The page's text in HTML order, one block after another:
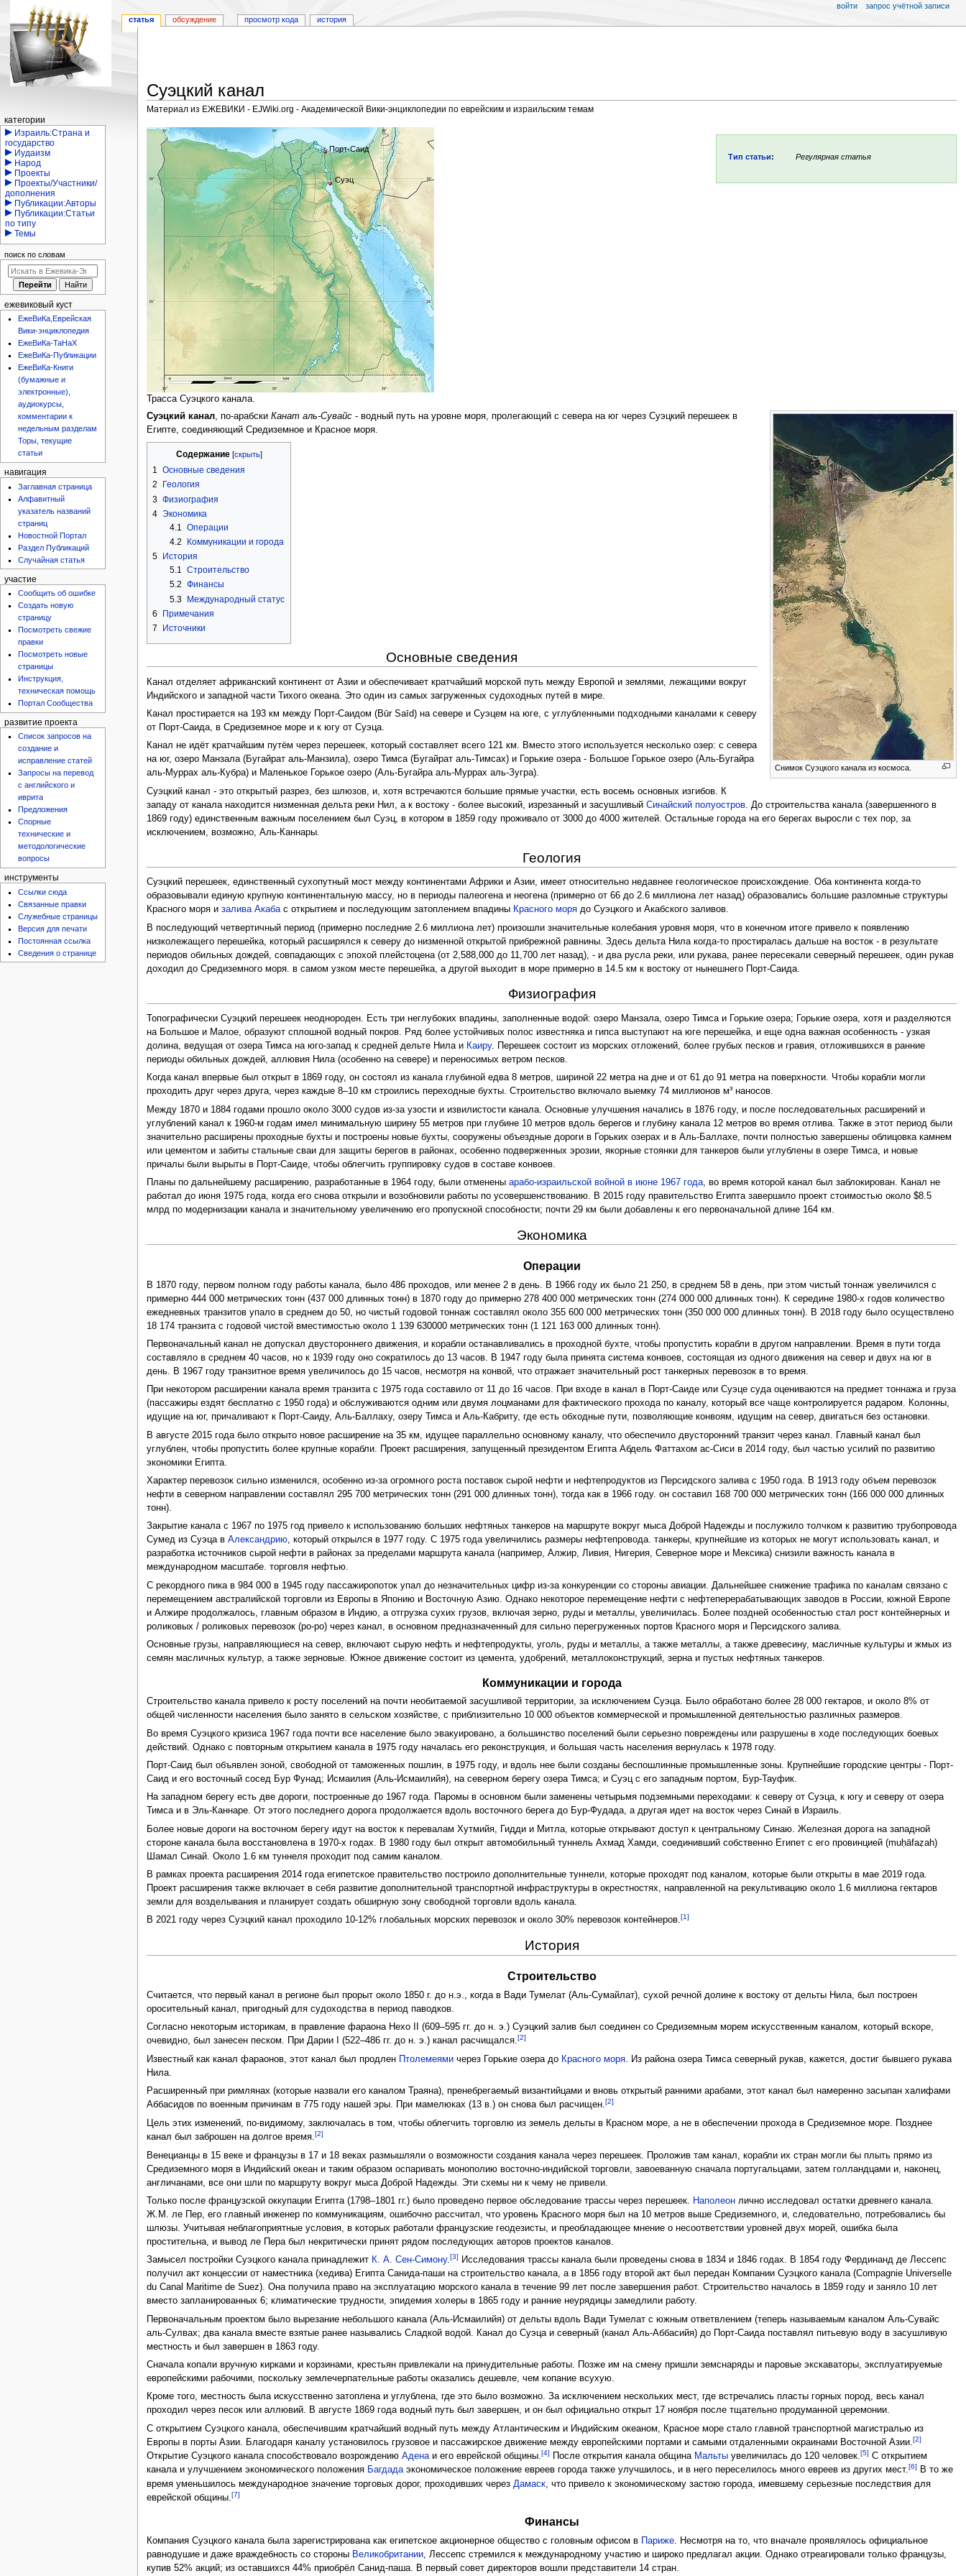
Суэцкий канал
Материал из ЕЖЕВИКИ - EJWiki.org - Академической Вики-энциклопедии по еврейским и израильским темам
Перейти
навигации
Перейти
поиску
Тип статьи: Регулярная статья
Суэц
Порт-Саид
Трасса Суэцкого канала.
Снимок Суэцкого канала из космоса.
Суэцкий канал, по-арабскиКанат аль-Сувайс - водный путь на уровне моря, пролегающий с севера на юг через Суэцкий перешеек в
Египте, соединяющий Средиземное и Красное моря.
Содержание
1 Основные сведения
2
Геология
3 Физиография
4 Экономика
4.1
Операции
4.2
Коммуникации и города
5
История
5.1 Строительство
5.2 Финансы
5.3 Международный статус
6
Примечания
7
Источники
Основные сведения
Канал отделяет африканский континент от Азии и обеспечивает кратчайший морской путь между Европой и землями, лежащими вокруг
Индийского и западной части Тихого океана. Это один из самых загруженных судоходных путей в мире.
Канал простирается на 193 км между Порт-Саидом (Būr Saīd) на севере и Суэцем на юге, с углубленными подходными каналами к северу
от Порт-Саида, в Средиземное море и к югу от Суэца.
Канал не идёт кратчайшим путём через перешеек, который составляет всего 121 км. Вместо этого используется несколько озер: с севера
на юг, озеро Манзала (Бугайрат аль-Манзила), озеро Тимса (Бугайрат аль-Тимсах) и Горькие озера - Большое Горькое озеро (Аль-Бугайра
аль-Муррах аль-Кубра) и Маленькое Горькое озеро (Аль-Бугайра аль-Муррах аль-Зугра).
Суэцкий канал - это открытый разрез, без шлюзов, и, хотя встречаются большие прямые участки, есть восемь основных изгибов. К
западу от канала находится низменная дельта реки Нил, а к востоку - более высокий, изрезанный и засушливыйСинайский полуостров . До строительства канала (завершенного в
1869 году) единственным важным поселением был Суэц, в котором в 1859 году проживало от 3000 до 4000 жителей. Остальные города на его берегах выросли с тех пор, за
исключением, возможно, Аль-Каннары.
Геология
Суэцкий перешеек, единственный сухопутный мост между континентами Африки и Азии, имеет относительно недавнее геологическое происхождение. Оба континента когда-то
образовывали единую крупную континентальную массу, но в периоды палеогена и неогена (примерно от 66 до 2.6 миллиона лет назад) образовались большие разломные структуры
Красного моря изалива Акабас открытием и последующим затоплением впадины Красного моря до Суэцкого и Акабского заливов.
В последующий четвертичный период (примерно последние 2.6 миллиона лет) произошли значительные колебания уровня моря, что в конечном итоге привело к появлению
низколежащего перешейка, который расширялся к северу до низменной открытой прибрежной равнины. Здесь дельта Нила когда-то простиралась дальше на восток - в результате
периодов обильных дождей, совпадающих с эпохой плейстоцена (от 2,588,000 до 11,700 лет назад), - и два русла реки, или рукава, ранее пересекали северный перешеек, один рукав
доходил до Средиземного моря. в самом узком месте перешейка, а другой выходит в море примерно в 14.5 км к востоку от нынешнего Порт-Саида.
Физиография
Топографически Суэцкий перешеек неоднороден. Есть три неглубоких впадины, заполненные водой: озеро Манзала, озеро Тимса и Горькие озера; Горькие озера, хотя и разделяются
на Большое и Малое, образуют сплошной водный покров. Ряд более устойчивых полос известняка и гипса выступают на юге перешейка, и еще одна важная особенность - узкая
долина, ведущая от озера Тимса на юго-запад к средней дельте Нила и Каиру. Перешеек состоит из морских отложений, более грубых песков и гравия, отложившихся в ранние
периоды обильных дождей, аллювия Нила (особенно на севере) и переносимых ветром песков.
Когда канал впервые был открыт в 1869 году, он состоял из канала глубиной едва 8 метров, шириной 22 метра на дне и от 61 до 91 метра на поверхности. Чтобы корабли могли
проходить друг через друга, через каждые 8–10 км строились переходные бухты. Строительство включало выемку 74 миллионов м³ наносов.
Между 1870 и 1884 годами прошло около 3000 судов из-за узости и извилистости канала. Основные улучшения начались в 1876 году, и после последовательных расширений и
углублений канал к 1960-м годам имел минимальную ширину 55 метров при глубине 10 метров вдоль берегов и глубину канала 12 метров во время отлива. Также в этот период были
значительно расширены проходные бухты и построены новые бухты, сооружены объездные дороги в Горьких озерах и в Аль-Баллахе, почти полностью завершены облицовка камнем
или цементом и забиты стальные сваи для защиты берегов в районах, особенно подверженных эрозии, якорные стоянки для танкеров были углублены в озере Тимса, и новые
причалы были вырыты в Порт-Саиде, чтобы облегчить группировку судов в составе конвоев.
Планы по дальнейшему расширению, разработанные в 1964 году, были отмененыарабо-израильской войной в июне 1967 года, во время которой канал был заблокирован. Канал не
работал до июня 1975 года, когда его снова открыли и возобновили работы по усовершенствованию. В 2015 году правительство Египта завершило проект стоимостью около $8.5
млрд по модернизации канала и значительному увеличению его пропускной способности; почти 29 км были добавлены к его первоначальной длине 164 км.
Экономика
Операции
В 1870 году, первом полном году работы канала, было 486 проходов, или менее 2 в день. В 1966 году их было 21 250, в среднем 58 в день, при этом чистый тоннаж увеличился с
примерно 444 000 метрических тонн (437 000 длинных тонн) в 1870 году до примерно 278 400 000 метрических тонн (274 000 000 длинных тонн). К середине 1980-х годов количество
ежедневных транзитов упало в среднем до 50, но чистый годовой тоннаж составлял около 355 600 000 метрических тонн (350 000 000 длинных тонн). В 2018 году было осуществлено
18 174 транзита с годовой чистой вместимостью около 1 139 630000 метрических тонн (1 121 163 000 длинных тонн).
Первоначальный канал не допускал двустороннего движения, и корабли останавливались в проходной бухте, чтобы пропустить корабли в другом направлении. Время в пути тогда
составляло в среднем 40 часов, но к 1939 году оно сократилось до 13 часов. В 1947 году была принята система конвоев, состоящая из одного движения на север и двух на юг в
день. В 1967 году транзитное время увеличилось до 15 часов, несмотря на конвой, что отражает значительный рост танкерных перевозок в то время.
При некотором расширении канала время транзита с 1975 года составило от 11 до 16 часов. При входе в канал в Порт-Саиде или Суэце суда оцениваются на предмет тоннажа и груза
(пассажиры ездят бесплатно с 1950 года) и обслуживаются одним или двумя лоцманами для фактического прохода по каналу, который все чаще контролируется радаром. Колонны,
идущие на юг, причаливают к Порт-Саиду, Аль-Баллаху, озеру Тимса и Аль-Кабриту, где есть обходные пути, позволяющие конвоям, идущим на север, двигаться без остановки.
В августе 2015 года было открыто новое расширение на 35 км, идущее параллельно основному каналу, что обеспечило двусторонний транзит через канал. Главный канал был
углублен, чтобы пропустить более крупные корабли. Проект расширения, запущенный президентом Египта Абдель Фаттахом ас-Сиси в 2014 году, был частью усилий по развитию
экономики Египта.
Характер перевозок сильно изменился, особенно из-за огромного роста поставок сырой нефти и нефтепродуктов из Персидского залива с 1950 года. В 1913 году объем перевозок
нефти в северном направлении составлял 295 700 метрических тонн (291 000 длинных тонн), тогда как в 1966 году. он составил 168 700 000 метрических тонн (166 000 000 длинных
тонн).
Закрытие канала с 1967 по 1975 год привело к использованию больших нефтяных танкеров на маршруте вокруг мыса Доброй Надежды и послужило толчком к развитию трубопровода
Сумед из Суэца вАлександрию, который открылся в 1977 году. С 1975 года увеличились размеры нефтепровода. танкеры, крупнейшие из которых не могут использовать канал, и
разработка источников сырой нефти в районах за пределами маршрута канала (например, Алжир, Ливия, Нигерия, Северное море и Мексика) снизили важность канала в
международном масштабе. торговля нефтью.
С рекордного пика в 984 000 в 1945 году пассажиропоток упал до незначительных цифр из-за конкуренции со стороны авиации. Дальнейшее снижение трафика по каналам связано с
перемещением австралийской торговли из Европы в Японию и Восточную Азию. Однако некоторое перемещение нефти с нефтеперерабатывающих заводов в России, южной Европе
и Алжире продолжалось, главным образом в Индию, а отгрузка сухих грузов, включая зерно, руды и металлы, увеличилась. Более поздней особенностью стал рост контейнерных и
роликовых / роликовых перевозок (ро-ро) через канал, в основном предназначенный для сильно перегруженных портов Красного моря и Персидского залива.
Основные грузы, направляющиеся на север, включают сырую нефть и нефтепродукты, уголь, руды и металлы, а также металлы, а также древесину, масличные культуры и жмых из
семян масличных культур, а также зерновые. Южное движение состоит из цемента, удобрений, металлоконструкций, зерна и пустых нефтяных танкеров.
Коммуникации и города
Строительство канала привело к росту поселений на почти необитаемой засушливой территории, за исключением Суэца. Было обработано более 28 000 гектаров, и около 8% от
общей численности населения было занято в сельском хозяйстве, с приблизительно 10 000 объектов коммерческой и промышленной деятельностью различных размеров.
Во время Суэцкого кризиса 1967 года почти все население было эвакуировано, а большинство поселений были серьезно повреждены или разрушены в ходе последующих боевых
действий. Однако с повторным открытием канала в 1975 году началась его реконструкция, и большая часть населения вернулась к 1978 году.
Порт-Саид был объявлен зоной, свободной от таможенных пошлин, в 1975 году, и вдоль нее были созданы беспошлинные промышленные зоны. Крупнейшие городские центры - Порт-
Саид и его восточный сосед Бур Фунад; Исмаилия (Аль-Исмаилийя), на северном берегу озера Тимса; и Суэц с его западным портом, Бур-Тауфик.
На западном берегу есть две дороги, построенные до 1967 года. Паромы в основном были заменены четырьмя подземными переходами: к северу от Суэца, к югу и северу от озера
Тимса и в Эль-Каннаре. От этого последнего дорога продолжается вдоль восточного берега до Бур-Фудада, а другая идет на восток через Синай в Израиль.
Более новые дороги на восточном берегу идут на восток к перевалам Хутмийя, Гидди и Митла, которые открывают доступ к центральному Синаю. Железная дорога на западной
стороне канала была восстановлена ​​в 1970-х годах. В 1980 году был открыт автомобильный туннель Ахмад Хамди, соединивший собственно Египет с его провинцией (muḥāfaẓah)
Шамал Синай. Около 1.6 км туннеля проходит под самим каналом.
В рамках проекта расширения 2014 года египетское правительство построило дополнительные туннели, которые проходят под каналом, которые были открыты в мае 2019 года.
Проект расширения также включает в себя развитие дополнительной транспортной инфраструктуры в окрестностях, направленной на рекультивацию около 1.6 миллиона гектаров
земли для возделывания и планирует создать обширную зону свободной торговли вдоль канала.
В 2021 году через Суэцкий канал проходило 10-12% глобальных морских перевозок и около 30% перевозок контейнеров.[1]
История
Строительство
Считается, что первый канал в регионе был прорыт около 1850 г. до н.э., когда в Вади Тумелат (Аль-Сумайлат), сухой речной долине к востоку от дельты Нила, был построен
оросительный канал, пригодный для судоходства в период паводков.
Согласно некоторым историкам, в правление фараона Нехо II (609–595 гг. до н. э.) Суэцкий залив был соединен со Средиземным морем искусственным каналом, который вскоре,
очевидно, был занесен песком. При Дарии I (522–486 гг. до н. э.) канал расчищался.[2]
Известный как канал фараонов, этот канал был продлен Птолемеями через Горькие озера до Красного моря. Из района озера Тимса северный рукав, кажется, достиг бывшего рукава
Нила.
Расширенный при римлянах (которые назвали его каналом Траяна), пренебрегаемый византийцами и вновь открытый ранними арабами, этот канал был намеренно засыпан халифами
Аббасидов по военным причинам в 775 году нашей эры. При мамелюках (13 в.) он снова был расчищен.[2]
Цель этих изменений, по-видимому, заключалась в том, чтобы облегчить торговлю из земель дельты в Красном море, а не в обеспечении прохода в Средиземное море. Позднее
канал был заброшен на долгое время.[2]
Венецианцы в 15 веке и французы в 17 и 18 веках размышляли о возможности создания канала через перешеек. Проложив там канал, корабли их стран могли бы плыть прямо из
Средиземного моря в Индийский океан и таким образом оспаривать монополию восточно-индийской торговли, завоеванную сначала португальцами, затем голландцами и, наконец,
англичанами, все они шли по маршруту вокруг мыса Доброй Надежды. Эти схемы ни к чему не привели.
Только после французской оккупации Египта (1798–1801 гг.) было проведено первое обследование трассы через перешеек. Наполеон лично исследовал остатки древнего канала.
Ж.М. ле Пер, его главный инженер по коммуникациям, ошибочно рассчитал, что уровень Красного моря был на 10 метров выше Средиземного, и, следовательно, потребовались бы
шлюзы. Учитывая неблагоприятные условия, в которых работали французские геодезисты, и преобладающее мнение о несоответствии уровней двух морей, ошибка была
простительна, и вывод ле Пера был некритически принят рядом последующих авторов проектов каналов.
Замысел постройки Суэцкого канала принадлежит К. А. Сен-Симону.[3]
Исследования трассы канала были проведены снова в 1834 и 1846 годах. В 1854 году Фердинанд де Лессепс
получил акт концессии от наместника (хедива) Египта Санида-паши на строительство канала, а в 1856 году второй акт был передан Компании Суэцкого канала (Compagnie Universelle
du Canal Maritime de Suez). Она получила право на эксплуатацию морского канала в течение 99 лет после завершения работ. Строительство началось в 1859 году и заняло 10 лет
вместо запланированных 6; климатические трудности, эпидемия холеры в 1865 году и ранние неурядицы замедлили работу.
Первоначальным проектом было вырезание небольшого канала (Аль-Исмаилийя) от дельты вдоль Вади Тумелат с южным ответвлением (теперь называемым каналом Аль-Сувайс
аль-Сулвах; два канала вместе взятые ранее назывались Сладкой водой. Канал до Суэца и северный (канал Аль-Аббасийя) до Порт-Саида поставлял питьевую воду в засушливую
местность и был завершен в 1863 году.
Сначала копали вручную кирками и корзинами, крестьян привлекали на принудительные работы. Позже им на смену пришли земснаряды и паровые экскаваторы, эксплуатируемые
европейскими рабочими, поскольку землечерпательные работы оказались дешевле, чем копание всухую.
Кроме того, местность была искусственно затоплена и углублена, где это было возможно. За исключением нескольких мест, где встречались пласты горных пород, весь канал
проходил через песок или аллювий. В августе 1869 года водный путь был завершен, и он был официально открыт 17 ноября после тщательно продуманной церемонии.
С открытием Суэцкого канала, обеспечившим кратчайший водный путь между Атлантическим и Индийским океаном, Красное море стало главной транспортной магистралью из
Европы в порты Азии. Благодаря каналу установилось грузовое и пассажирское движение между европейскими портами и самыми отдаленными окраинами Восточной Азии.[2]
Открытие Суэцкого канала способствовало возрождениюАденаи его еврейской общины.[4] После открытия канала община Мальты увеличилась до 120 человек.[5] С открытием
канала и улучшением экономического положения Багдадаэкономическое положение евреев города также улучшилось, и в него переселилось много евреев из других мест.[6]
В то же
время уменьшилось международное значение торговых дорог, проходивших через Дамаск , что привело к экономическому застою города, имевшему серьезные последствия для
еврейской общины.[7]
Финансы
Компания Суэцкого канала была зарегистрирована как египетское акционерное общество с головным офисом в Париже. Несмотря на то, что вначале проявлялось официальное
равнодушие и даже враждебность со стороны Великобритании, Лессепс стремился к международному участию и широко предлагал акции. Однако отреагировали только французы,
купив 52% акций; из оставшихся 44% приобрёл Санид-паша. В первый совет директоров вошли представители 14 стран.
Навигация
статья обсуждение просмотр кода история
войти запрос учётной записи
категории
Израиль:Страна и
государство
Иудаизм
Народ
Проекты
Проекты/Участники/
дополнения
Публикации:Авторы
Публикации:Статьи
по типу
Темы
поиск по словам
ежевиковый куст
ЕжеВиКа,Еврейская
Вики-энциклопедия
ЕжеВиКа-ТаНаХ
ЕжеВиКа-Публикации
ЕжеВиКа-Книги
(бумажные и
электронные),
аудиокурсы,
комментарии к
недельным разделам
Торы, текущие
статьи
навигация
Заглавная страница
Алфавитный
указатель названий
страниц
Новостной Портал
Раздел Публикаций
Случайная статья
участие
Сообщить об ошибке
Создать новую
страницу
Посмотреть свежие
правки
Посмотреть новые
страницы
Инструкция,
техническая помощь
Портал Сообщества
развитие проекта
Список запросов на
создание и
исправление статей
Запросы на перевод
с английского и
иврита
Предложения
Спорные
технические и
методологические
вопросы
инструменты
Ссылки сюда
Связанные правки
Служебные страницы
Версия для печати
Постоянная ссылка
Сведения о странице